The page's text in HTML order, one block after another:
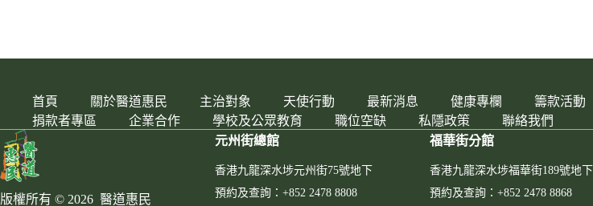
首頁 關於醫道惠民 主治對象 天使行動 最新消息 健康專欄
籌款活動
捐款者專區
企業合作 學校及公眾教育 職位空缺 私隱政策 聯絡我們
版權所有 © 2026 醫道惠民
元州街總館
香港九龍深水埗元州街75號地下
預約及查詢：+852 2478 8808
福華街分館
香港九龍深水埗福華街189號地下
預約及查詢：+852 2478 8868